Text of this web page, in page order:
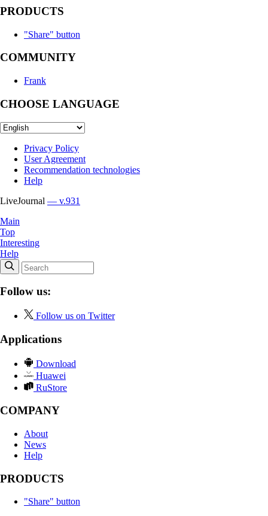
PRODUCTS
"Share" button
COMMUNITY
Frank
CHOOSE LANGUAGE
Privacy Policy
User Agreement
Recommendation technologies
Help
LiveJournal — v.931
Main
Top
Interesting
Help
Follow us:
Follow us on Twitter
Applications
Download
Huawei
RuStore
COMPANY
About
News
Help
PRODUCTS
"Share" button